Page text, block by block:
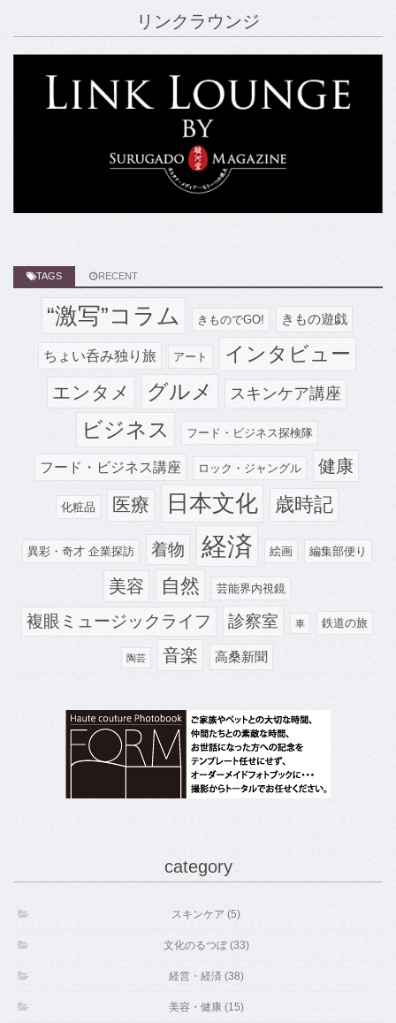
リンクラウンジ
TAGS RECENT
“激写”コラム きものでGO! きもの遊戯
ちょい呑み独り旅 アート インタビュー
エンタメ グルメ スキンケア講座
ビジネス フード・ビジネス探検隊
フード・ビジネス講座 ロック・ジャングル 健康
化粧品 医療 日本文化 歳時記
異彩・奇才 企業探訪 着物 経済 絵画 編集部便り
美容 自然 芸能界内視鏡
複眼ミュージックライフ 診察室 車 鉄道の旅
陶芸 音楽 高桑新聞
category
スキンケア (5)
文化のるつぼ (33)
経営・経済 (38)
美容・健康 (15)